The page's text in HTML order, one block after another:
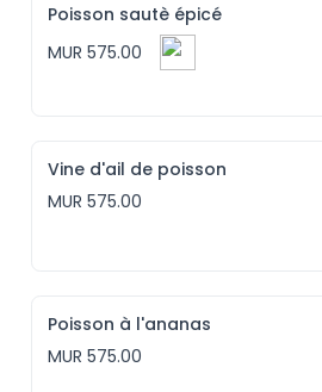
Poisson sautè épicé
MUR 575.00
Vine d'ail de poisson
MUR 575.00
Poisson à l'ananas
MUR 575.00